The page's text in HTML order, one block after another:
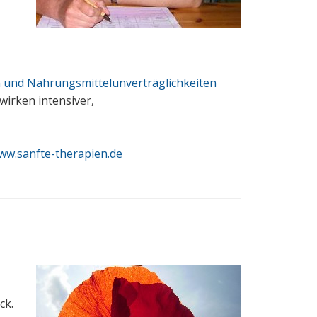
und Nahrungsmittelunverträglichkeiten
intensiver,
therapien.de